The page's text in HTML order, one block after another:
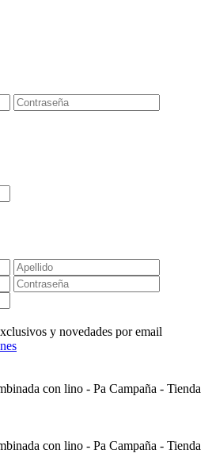
y novedades por email